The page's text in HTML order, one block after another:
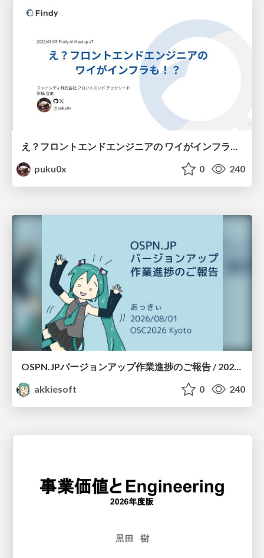
え？フロントエンドエンジニアの ワイがインフラも！？
puku0x
0 240
akkiesoft
0 240